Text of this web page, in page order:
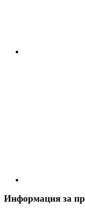
Информация за